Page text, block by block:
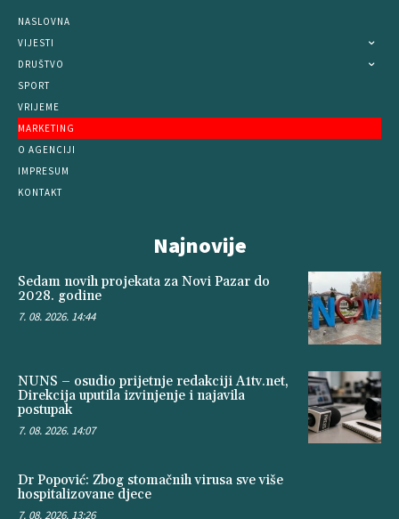
NASLOVNA
VIJESTI
DRUŠTVO
SPORT
VRIJEME
MARKETING
O AGENCIJI
IMPRESUM
KONTAKT
Najnovije
Sedam novih projekata za Novi Pazar do
2028. godine
7. 08. 2026. 14:44
NUNS – osudio prijetnje redakciji A1tv.net,
Direkcija uputila izvinjenje i najavila
postupak
7. 08. 2026. 14:07
Dr Popović: Zbog stomačnih virusa sve više
hospitalizovane djece
7. 08. 2026. 13:26